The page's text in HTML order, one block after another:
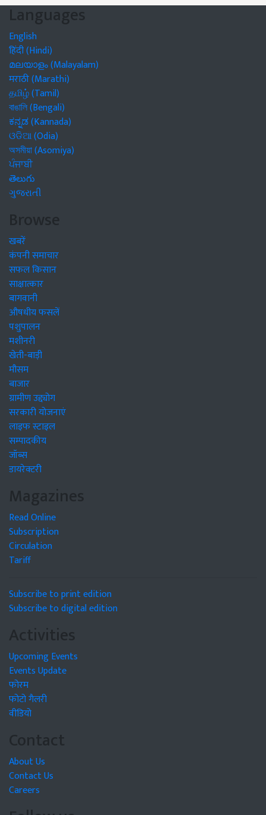
Languages
English
हिंदी (Hindi)
മലയാളം (Malayalam)
मराठी (Marathi)
தமிழ் (Tamil)
বাঙালি (Bengali)
ಕನ್ನಡ (Kannada)
ଓଡିଆ (Odia)
অসমীয়া (Asomiya)
ਪੰਜਾਬੀ
తెలుగు
ગુજરાતી
Browse
खबरें
कंपनी समाचार
सफल किसान
साक्षात्कार
बागवानी
औषधीय फसलें
पशुपालन
मशीनरी
खेती-बाड़ी
मौसम
बाजार
ग्रामीण उद्द्योग
सरकारी योजनाएं
लाइफ स्टाइल
सम्पादकीय
जॉब्स
डायरेक्टरी
Magazines
Read Online
Subscription
Circulation
Tariff
Subscribe to print edition
Subscribe to digital edition
Activities
Upcoming Events
Events Update
फोरम
फोटो गैलरी
वीडियो
Contact
About Us
Contact Us
Careers